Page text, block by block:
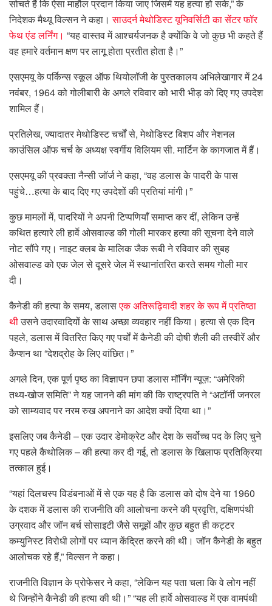
सोचते हैं कि ऐसा माहौल प्रदान किया जाए जिसमें यह हत्या हो सके,” के
निदेशक मैथ्यू विल्सन ने कहा।साउदर्न मेथोडिस्ट यूनिवर्सिटी का सेंटर फॉर
फेथ एंड लर्निंग। “यह वास्तव में आश्चर्यजनक है क्योंकि वे जो कुछ भी कहते हैं
वह हमारे वर्तमान क्षण पर लागू होता प्रतीत होता है।”
एसएमयू के पर्किन्स स्कूल ऑफ थियोलॉजी के पुस्तकालय अभिलेखागार में 24
नवंबर, 1964 को गोलीबारी के अगले रविवार को भारी भीड़ को दिए गए उपदेश
शामिल हैं।
प्रतिलेख, ज्यादातर मेथोडिस्ट चर्चों से, मेथोडिस्ट बिशप और नेशनल
काउंसिल ऑफ चर्च के अध्यक्ष स्वर्गीय विलियम सी. मार्टिन के कागजात में हैं।
एसएमयू की प्रवक्ता नैन्सी जॉर्ज ने कहा, “वह डलास के पादरी के पास
पहुंचे…हत्या के बाद दिए गए उपदेशों की प्रतियां मांगी।”
कुछ मामलों में, पादरियों ने अपनी टिप्पणियाँ समाप्त कर दीं, लेकिन उन्हें
कथित हत्यारे ली हार्वे ओसवाल्ड की गोली मारकर हत्या की सूचना देने वाले
नोट सौंपे गए। नाइट क्लब के मालिक जैक रूबी ने रविवार की सुबह
ओसवाल्ड को एक जेल से दूसरे जेल में स्थानांतरित करते समय गोली मार
दी।
कैनेडी की हत्या के समय, डलासएक अतिरूढ़िवादी शहर के रूप में प्रतिष्ठा
थीउसने उदारवादियों के साथ अच्छा व्यवहार नहीं किया। हत्या से एक दिन
पहले, डलास में वितरित किए गए पर्चों में कैनेडी की दोषी शैली की तस्वीरें और
कैप्शन था “देशद्रोह के लिए वांछित।”
अगले दिन, एक पूर्ण पृष्ठ का विज्ञापन छपाडलास मॉर्निंग न्यूज़: “अमेरिकी
तथ्य-खोज समिति” ने यह जानने की मांग की कि राष्ट्रपति ने “अटॉर्नी जनरल
को साम्यवाद पर नरम रुख अपनाने का आदेश क्यों दिया था।”
इसलिए जब कैनेडी – एक उदार डेमोक्रेट और देश के सर्वोच्च पद के लिए चुने
गए पहले कैथोलिक – की हत्या कर दी गई, तो डलास के खिलाफ प्रतिक्रिया
तत्काल हुई।
“यहां दिलचस्प विडंबनाओं में से एक यह है कि डलास को दोष देने या 1960
के दशक में डलास की राजनीति की आलोचना करने की प्रवृत्ति, दक्षिणपंथी
उग्रवाद और जॉन बर्च सोसाइटी जैसे समूहों और कुछ बहुत ही कट्टर
कम्युनिस्ट विरोधी लोगों पर ध्यान केंद्रित करने की थी। जॉन कैनेडी के बहुत
आलोचक रहे हैं,” विल्सन ने कहा।
राजनीति विज्ञान के प्रोफेसर ने कहा, “लेकिन यह पता चला कि वे लोग नहीं
थे जिन्होंने कैनेडी की हत्या की थी।” “यह ली हार्वे ओसवाल्ड में एक वामपंथी